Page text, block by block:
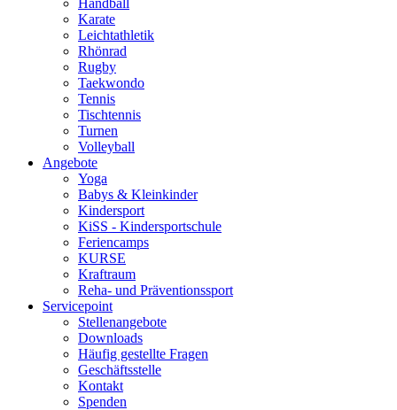
Handball
Karate
Leichtathletik
Rhönrad
Rugby
Taekwondo
Tennis
Tischtennis
Turnen
Volleyball
Angebote
Yoga
Babys & Kleinkinder
Kindersport
KiSS - Kindersportschule
Feriencamps
KURSE
Kraftraum
Reha- und Präventionssport
Servicepoint
Stellenangebote
Downloads
Häufig gestellte Fragen
Geschäftsstelle
Kontakt
Spenden